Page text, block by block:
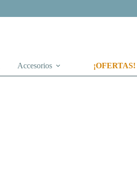
Accesorios ¡OFERTAS!